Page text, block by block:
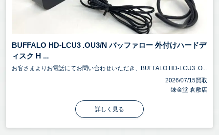
BUFFALO HD-LCU3 .OU3/N バッファロー 外付けハードデ
ィスク H ...
お客さまよりお電話にてお問い合わせいただき、BUFFALO HD-LCU3 .O...
2026/07/15買取
錬金堂 倉敷店
詳しく見る